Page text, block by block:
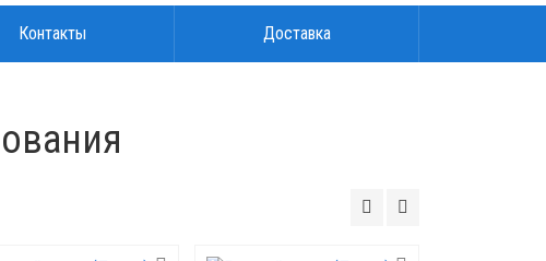
Контакты Доставка